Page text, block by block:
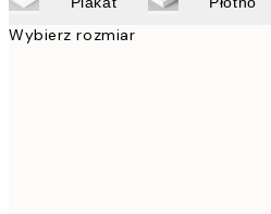
Wybierz rozmiar